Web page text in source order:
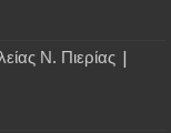
Ν. Πιερίας |